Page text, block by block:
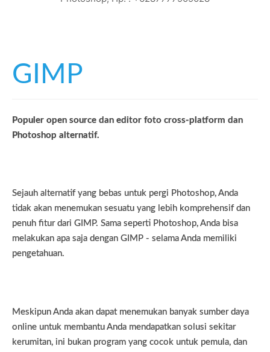
GIMP
Populer open source dan editor foto cross-platform dan
Photoshop alternatif.
Sejauh alternatif yang bebas untuk pergi Photoshop, Anda
tidak akan menemukan sesuatu yang lebih komprehensif dan
penuh fitur dari GIMP. Sama seperti Photoshop, Anda bisa
melakukan apa saja dengan GIMP - selama Anda memiliki
pengetahuan.
Meskipun Anda akan dapat menemukan banyak sumber daya
online untuk membantu Anda mendapatkan solusi sekitar
kerumitan, ini bukan program yang cocok untuk pemula, dan